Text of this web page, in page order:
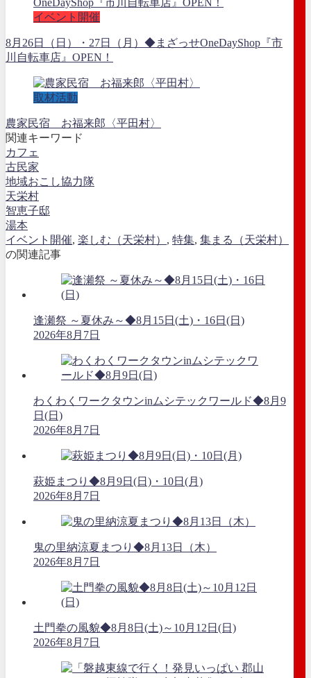
イベント開催
8月26日（日）・27日（月）◆まざっせOneDayShop『市
川自転車店』OPEN！
取材活動
農家民宿 お福来郎〈平田村〉
関連キーワード
カフェ
古民家
地域おこし協力隊
天栄村
智恵子邸
湯本
イベント開催, 楽しむ（天栄村） , 特集, 集まる（天栄村）
の関連記事
逢瀬祭 ～夏休み～◆8月15日(土)・16日(日)
2026年8月7日
わくわくワークタウンinムシテックワールド◆8月9
日(日)
2026年8月7日
萩姫まつり◆8月9日(日)・10日(月)
2026年8月7日
鬼の里納涼夏まつり◆8月13日（木）
2026年8月7日
土門拳の風貌◆8月8日(土)～10月12日(日)
2026年8月7日